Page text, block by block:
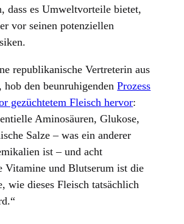
dass es Umweltvorteile bietet,
vor seinen potenziellen
republikanische Vertreterin aus
hob den beunruhigendenProzess
gezüchtetem Fleisch hervor:
Aminosäuren, Glukose,
Salze – was ein anderer
ist – und acht
Vitamine und Blutserum ist die
wie dieses Fleisch tatsächlich